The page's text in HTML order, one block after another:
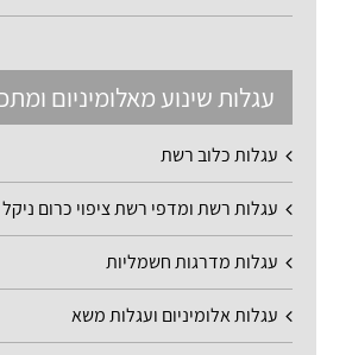
עגלות שינוע מאלומיניום
עגלות כלוב רשת
עגלות רשת ומדפי רשת ציפוי כרום
עגלות מדרגות חשמליות
עגלות אלומיניום ועגלות משא